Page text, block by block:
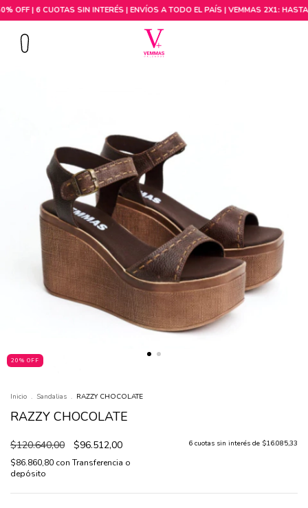
Comprar por talle
20% OFF
Inicio . Sandalias . RAZZY CHOCOLATE
RAZZY CHOCOLATE
$120.640,00 $96.512,00
$86.860,80 con Transferencia o
depósito
6 cuotas sin interés de $16.085,33